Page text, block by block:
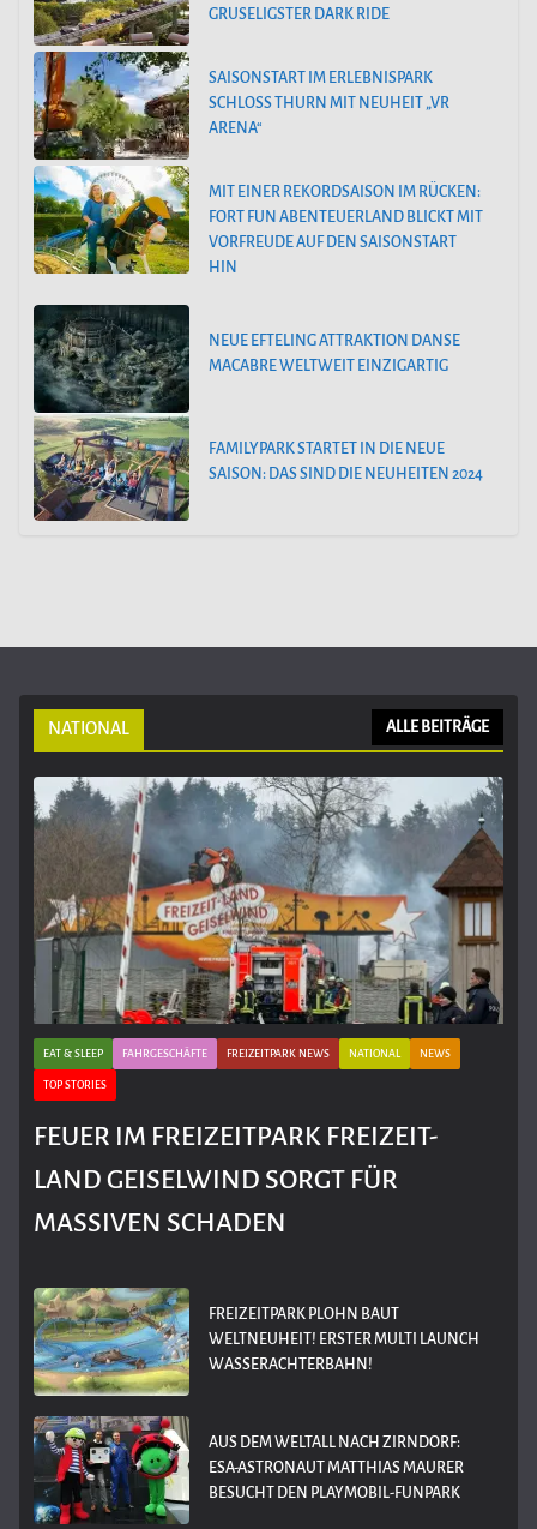
GRUSELIGSTER DARK RIDE
SAISONSTART IM ERLEBNISPARK
SCHLOSS THURN MIT NEUHEIT „VR
ARENA“
MIT EINER REKORDSAISON IM RÜCKEN:
FORT FUN ABENTEUERLAND BLICKT MIT
VORFREUDE AUF DEN SAISONSTART
HIN
NEUE EFTELING ATTRAKTION DANSE
MACABRE WELTWEIT EINZIGARTIG
FAMILYPARK STARTET IN DIE NEUE
SAISON: DAS SIND DIE NEUHEITEN 2024
NATIONAL ALLE BEITRÄGE
EAT & SLEEP FAHRGESCHÄFTE FREIZEITPARK NEWS NATIONAL NEWS
TOP STORIES
FEUER IM FREIZEITPARK FREIZEIT-
LAND GEISELWIND SORGT FÜR
MASSIVEN SCHADEN
FREIZEITPARK PLOHN BAUT
WELTNEUHEIT! ERSTER MULTI LAUNCH
WASSERACHTERBAHN!
AUS DEM WELTALL NACH ZIRNDORF:
ESA-ASTRONAUT MATTHIAS MAURER
BESUCHT DEN PLAYMOBIL-FUNPARK